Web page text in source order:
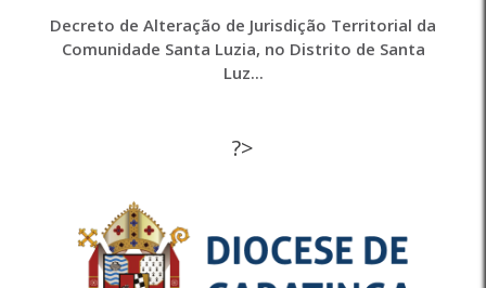
Decreto de Alteração de Jurisdição Territorial da
Comunidade Santa Luzia, no Distrito de Santa
Luz...
?>